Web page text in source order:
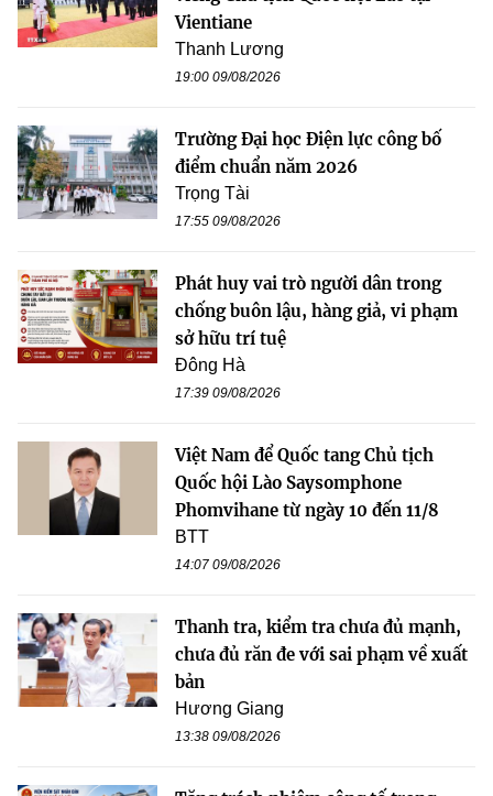
Vientiane
Thanh Lương
19:00 09/08/2026
Trường Đại học Điện lực công bố
điểm chuẩn năm 2026
Trọng Tài
17:55 09/08/2026
Phát huy vai trò người dân trong
chống buôn lậu, hàng giả, vi phạm
sở hữu trí tuệ
Đông Hà
17:39 09/08/2026
Việt Nam để Quốc tang Chủ tịch
Quốc hội Lào Saysomphone
Phomvihane từ ngày 10 đến 11/8
BTT
14:07 09/08/2026
Thanh tra, kiểm tra chưa đủ mạnh,
chưa đủ răn đe với sai phạm về xuất
bản
Hương Giang
13:38 09/08/2026